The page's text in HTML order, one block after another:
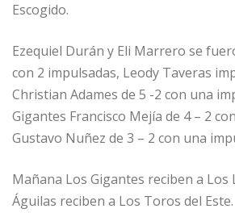
Escogido.
Ezequiel Durán y Eli Marrero se
con 2 impulsadas, Leody Taveras
Christian Adames de 5 -2 con una
Gigantes Francisco Mejía de 4 – 2
Gustavo Nuñez de 3 – 2 con una
Mañana Los Gigantes reciben a Los
Águilas reciben a Los Toros del Este.